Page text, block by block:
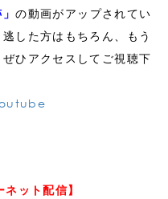
」の動画がアップされてい
した方はもちろん、もう
ひアクセスしてご視聴下
ネット配信】